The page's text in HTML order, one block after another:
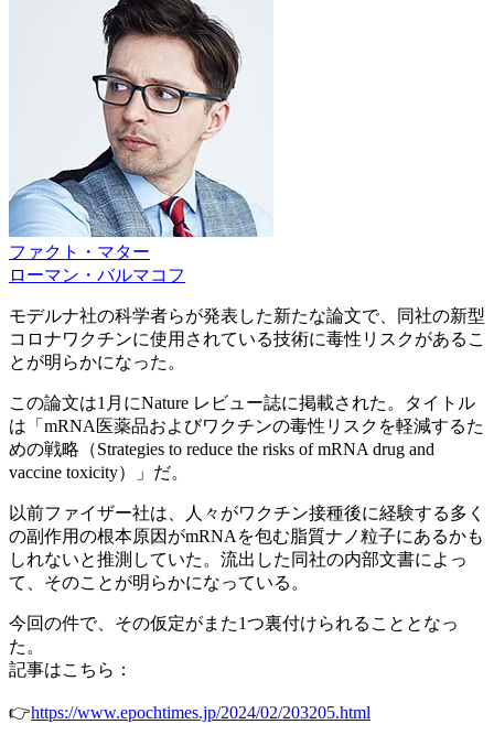
ファクト・マター
ローマン・バルマコフ
モデルナ社の科学者らが発表した新たな論文で、同社の新型
コロナワクチンに使用されている技術に毒性リスクがあるこ
とが明らかになった。
この論文は1月にNature レビュー誌に掲載された。タイトル
は「mRNA医薬品およびワクチンの毒性リスクを軽減するた
めの戦略（Strategies to reduce the risks of mRNA drug and
vaccine toxicity）」だ。
以前ファイザー社は、人々がワクチン接種後に経験する多く
の副作用の根本原因がmRNAを包む脂質ナノ粒子にあるかも
しれないと推測していた。流出した同社の内部文書によっ
て、そのことが明らかになっている。
今回の件で、その仮定がまた1つ裏付けられることとなっ
た。
記事はこちら：
👉https://www.epochtimes.jp/2024/02/203205.html